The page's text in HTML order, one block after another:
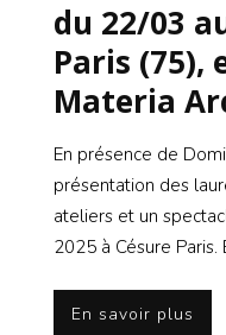
du 22/03
Paris (75),
Materia
En présence de
présentation des
ateliers et un
2025 à Césure
En savoir plus